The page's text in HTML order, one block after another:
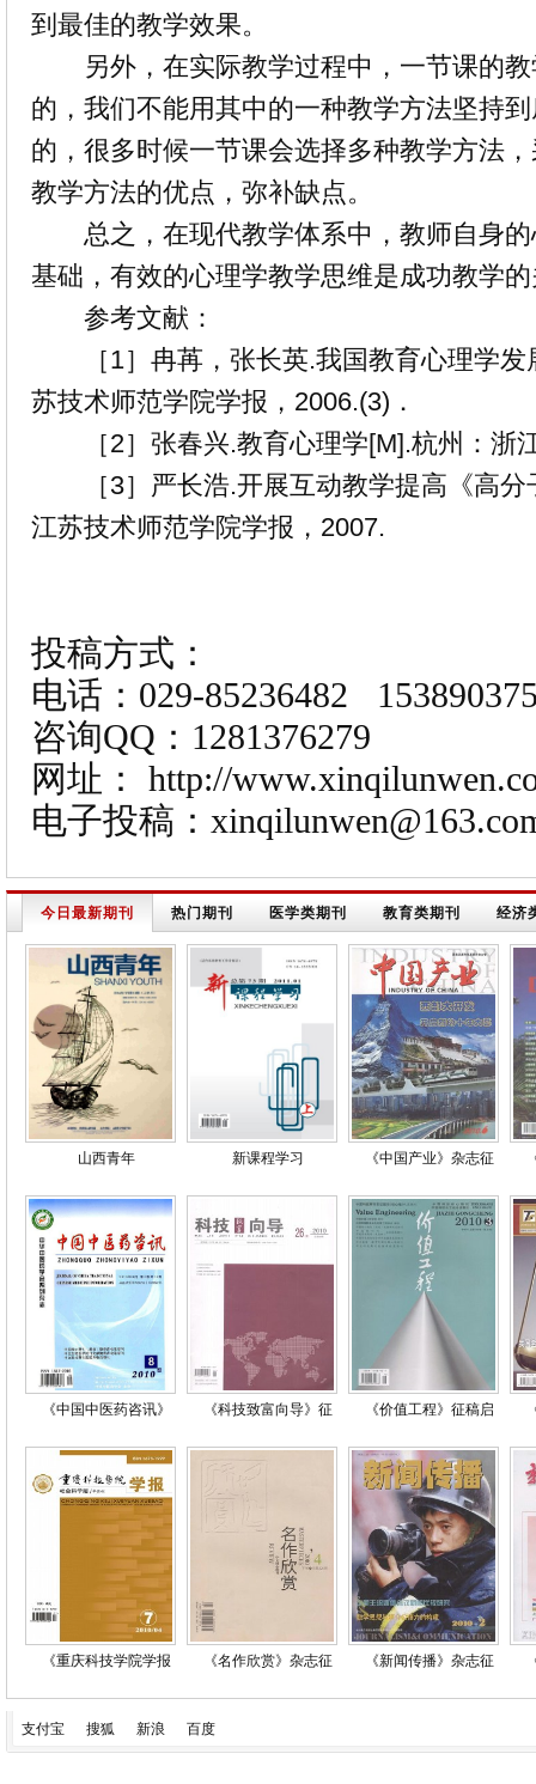
到最佳的教学效果。
另外，在实际教学过程中，一节课的教
的，我们不能用其中的一种教学方法坚持
的，很多时候一节课会选择多种教学方法
教学方法的优点，弥补缺点。
总之，在现代教学体系中，教师自身的
基础，有效的心理学教学思维是成功教学
参考文献：
［1］冉苒，张长英.我国教育心理学发
苏技术师范学院学报，2006.(3)．
［2］张春兴.教育心理学[M].杭州：浙
［3］严长浩.开展互动教学提高《高分
江苏技术师范学院学报，2007.
投稿方式：
电话：029-85236482
咨询QQ：1281376279
网址： http://
电子投稿：
今日最新期刊 热门期刊 医学类期刊 教育类期刊 经济
山西青年 新课程学习 《中国产业》杂志征
《中国中医药咨讯》 《科技致富向导》征 《价值工程》征稿启
《重庆科技学院学报 《名作欣赏》杂志征 《新闻传播》杂志征
支付宝 搜狐 新浪 百度